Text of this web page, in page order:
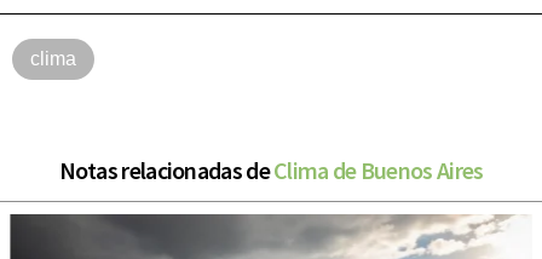
clima
Notas relacionadas deClima de Buenos Aires